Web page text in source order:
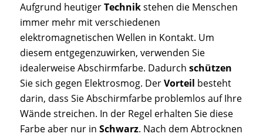
Aufgrund heutigerTechnikstehen die Menschen
immer mehr mit verschiedenen
elektromagnetischen Wellen in Kontakt. Um
diesem entgegenzuwirken, verwenden Sie
idealerweise Abschirmfarbe. Dadurch schützen
Sie sich gegen Elektrosmog. DerVorteil besteht
darin, dass Sie Abschirmfarbe problemlos auf Ihre
Wände streichen. In der Regel erhalten Sie diese
Farbe aber nur in Schwarz. Nach dem Abtrocknen